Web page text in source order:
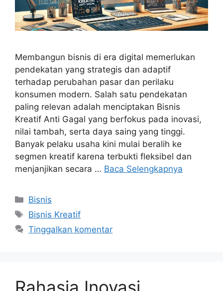
Membangun bisnis di era digital memerlukan
pendekatan yang strategis dan adaptif
terhadap perubahan pasar dan perilaku
konsumen modern. Salah satu pendekatan
paling relevan adalah menciptakan Bisnis
Kreatif Anti Gagal yang berfokus pada inovasi,
nilai tambah, serta daya saing yang tinggi.
Banyak pelaku usaha kini mulai beralih ke
segmen kreatif karena terbukti fleksibel dan
menjanjikan secara … Baca Selengkapnya
Kategori
Bisnis
Tag
Bisnis Kreatif
Tinggalkan komentar